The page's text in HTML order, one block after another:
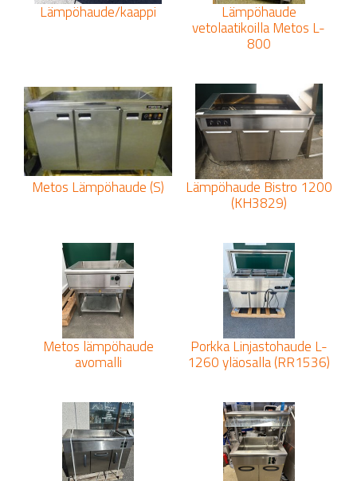
Lämpöhaude/kaappi Lämpöhaude
vetolaatikoilla Metos L-
800
Metos Lämpöhaude (S) Lämpöhaude Bistro 1200
(KH3829)
Metos lämpöhaude
avomalli
Porkka Linjastohaude L-
1260 yläosalla (RR1536)